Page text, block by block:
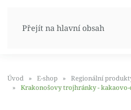
Přejít na hlavní obsah
Úvod E-shop
Regionální
Krakonošovy trojhránky -